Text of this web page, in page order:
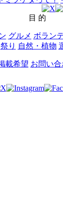
目 的
グルメ ボラン
祭り 自然・植物
載希望 お問い